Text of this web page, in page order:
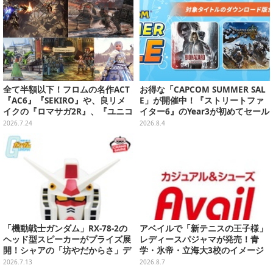
全て半額以下！フロムの名作ACT
『AC6』『SEKIRO』や、良リメ
イクの『ロマサガ2R』、『ユニコ
ーンオーバーロード』と『SO6』
もお手頃価格に【PS Storeのお薦
めセール】
2026.7.24
お得な「CAPCOM SUMMER SAL
E」が開催中！『ストリートファ
イター6』のYear3が初めてセール
対象に
2026.8.4
「機動戦士ガンダム」RX-78-2の
ヘッド型スピーカーがプライズ展
開！シャアの「坊やだからさ」デ
ザインなどオシャレなグラス3種
2026.7.13
アベイルで「新テニスの王子様」
レディースパジャマが発売！青
学・氷帝・立海大3校のイメージ
カラーやエンブレムをデザイン
2026.8.7